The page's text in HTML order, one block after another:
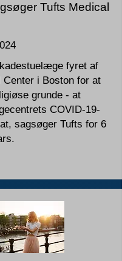
Tufts Medical
fyret af
Center i Boston for at
grunde - at
COVID-19-
sagsøger Tufts for 6